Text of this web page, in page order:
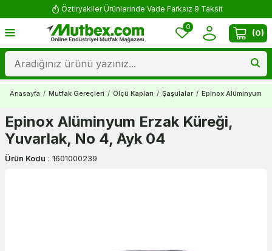
Öztiryakiler Ürünlerinde Vade Farksız 9 Taksit
0
(0)
Anasayfa / Mutfak Gereçleri / Ölçü Kapları / Şaşulalar / Epinox Alüminyum
Epinox Alüminyum Erzak Küreği,
Yuvarlak, No 4, Ayk 04
Ürün Kodu : 1601000239